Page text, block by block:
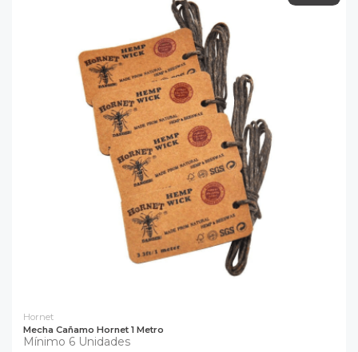
Hornet
Mecha Cañamo Hornet 1 Metro
Mínimo 6 Unidades